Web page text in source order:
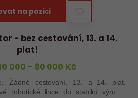
na pozici
- bez cestování, 13. a 14.
plat!
000 - 80 000 Kč
Žádné cestování. 13. a 14. plat.
robotické lince do stabilní výrobní